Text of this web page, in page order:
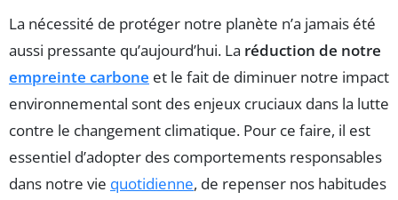
La nécessité de protéger notre planète n’a jamais été
aussi pressante qu’aujourd’hui. La réduction de notre
empreinte carbone et le fait de diminuer notre impact
environnemental sont des enjeux cruciaux dans la lutte
contre le changement climatique. Pour ce faire, il est
essentiel d’adopter des comportements responsables
dans notre vie quotidienne, de repenser nos habitudes